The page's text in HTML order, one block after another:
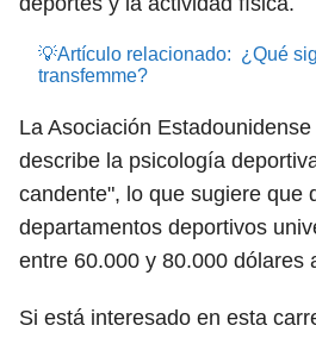
💡Artículo relacionado: ¿Qué
transfemme?
La Asociación
describe la psicología
candente", lo que sugiere que
departamentos deportivos
entre 60.000 y 80.000 dólares
Si está interesado en esta